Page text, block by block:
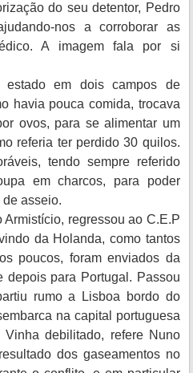
do seu detentor, Pedro
nos a corroborar as
A imagem fala por si
estado em dois campos de
havia pouca comida, trocava
ovos, para se alimentar um
referia ter perdido 30 quilos.
tendo sempre referido
em charcos, para poder
asseio.
Armistício, regressou ao C.E.P
da Holanda, como tantos
poucos, foram enviados da
depois para Portugal. Passou
rumo a Lisboa bordo do
na capital portuguesa
debilitado, refere Nuno
dos gaseamentos no